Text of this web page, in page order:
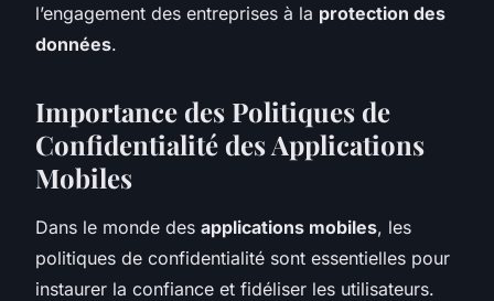
l’engagement des entreprises à la protection des
données.
Importance des Politiques de
Confidentialité des Applications
Mobiles
Dans le monde des applications mobiles, les
politiques de confidentialité sont essentielles pour
instaurer la confiance et fidéliser les utilisateurs.